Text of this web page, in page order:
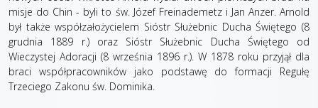
misje do Chin - byli to św. Józef Freinademetz i Jan Anzer. Arnold
był także współzałożycielem Sióstr Służebnic Ducha Świętego (8
grudnia 1889 r.) oraz Sióstr Służebnic Ducha Świętego od
Wieczystej Adoracji (8 września 1896 r.). W 1878 roku przyjął dla
braci współpracowników jako podstawę do formacji Regułę
Trzeciego Zakonu św. Dominika.